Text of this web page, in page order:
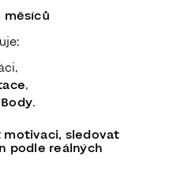
měsíců
,
.
motivaci, sledovat
podle reálných